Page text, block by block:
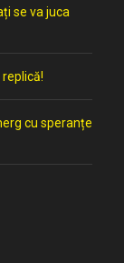
se va juca
cu speranțe